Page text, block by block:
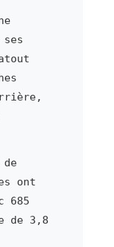
ont
685
de 3,8